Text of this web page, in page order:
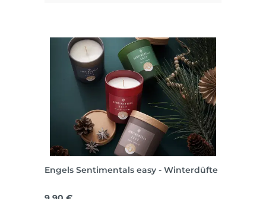
Engels Sentimentals easy - Winterdüfte